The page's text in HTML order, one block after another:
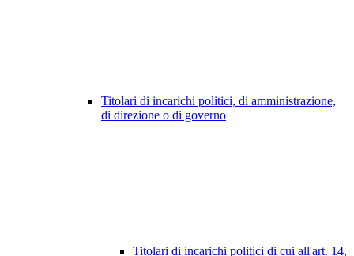
Titolari di incarichi politici, di amministrazione,
di direzione o di governo
Titolari di incarichi politici di cui all'art. 14,